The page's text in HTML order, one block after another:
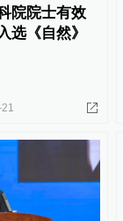
院院士有效
选《自然》